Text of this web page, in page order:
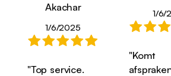
Akachar
1/6/2025
"Top service.
1/6/
"Komt